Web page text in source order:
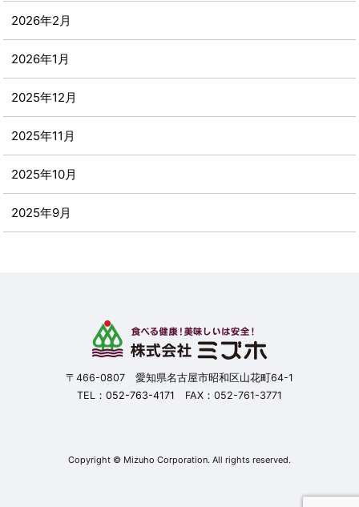
2026年2月
2026年1月
2025年12月
2025年11月
2025年10月
2025年9月
〒466-0807 愛知県名古屋市昭和区山花町64-1
TEL： 052-763-4171 FAX：052-761-3771
Copyright © Mizuho Corporation. All rights reserved.